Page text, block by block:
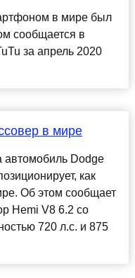
в мире был
сообщается в
за апрель 2020
в мире
автомобиль Dodge
как
Об этом сообщает
Hemi V8 6.2 со
720 л.с. и 875